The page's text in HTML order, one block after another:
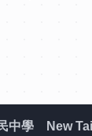
中學 New